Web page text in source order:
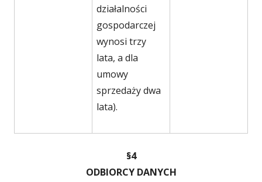
działalności
gospodarczej
wynosi trzy
lata, a dla
umowy
sprzedaży dwa
lata).
§4
ODBIORCY DANYCH